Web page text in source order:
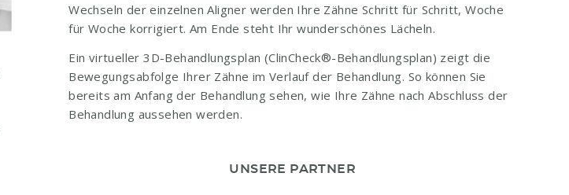
Wechseln der einzelnen Aligner werden Ihre Zähne Schritt für Schritt, Woche
für Woche korrigiert. Am Ende steht Ihr wunderschönes Lächeln.
Ein virtueller 3D-Behandlungsplan (ClinCheck®-Behandlungsplan) zeigt die
Bewegungsabfolge Ihrer Zähne im Verlauf der Behandlung. So können Sie
bereits am Anfang der Behandlung sehen, wie Ihre Zähne nach Abschluss der
Behandlung aussehen werden.
UNSERE PARTNER